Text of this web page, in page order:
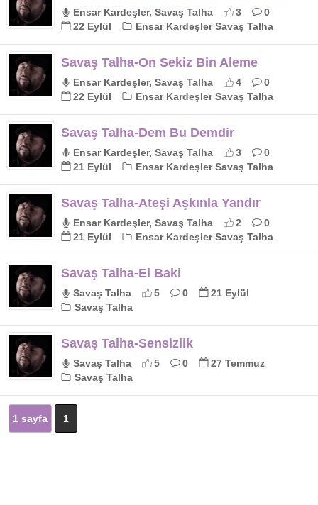
Ensar Kardeşler, Savaş Talha 3
0
22 Eylül
Ensar Kardeşler Savaş Talha
Savaş Talha-On Sekiz Bin Aleme
Ensar Kardeşler, Savaş Talha 4
0
22 Eylül
Ensar Kardeşler Savaş Talha
Savaş Talha-Dem Bu Demdir
Ensar Kardeşler, Savaş Talha 3
0
21 Eylül
Ensar Kardeşler Savaş Talha
Savaş Talha-Ateşi Aşkınla Yandır
Ensar Kardeşler, Savaş Talha 2
0
21 Eylül
Ensar Kardeşler Savaş Talha
Savaş Talha-El Baki
Savaş Talha 5 0
21 Eylül
Savaş Talha
Savaş Talha-Sensizlik
Savaş Talha 5 0
27 Temmuz
Savaş Talha
1 sayfa 1